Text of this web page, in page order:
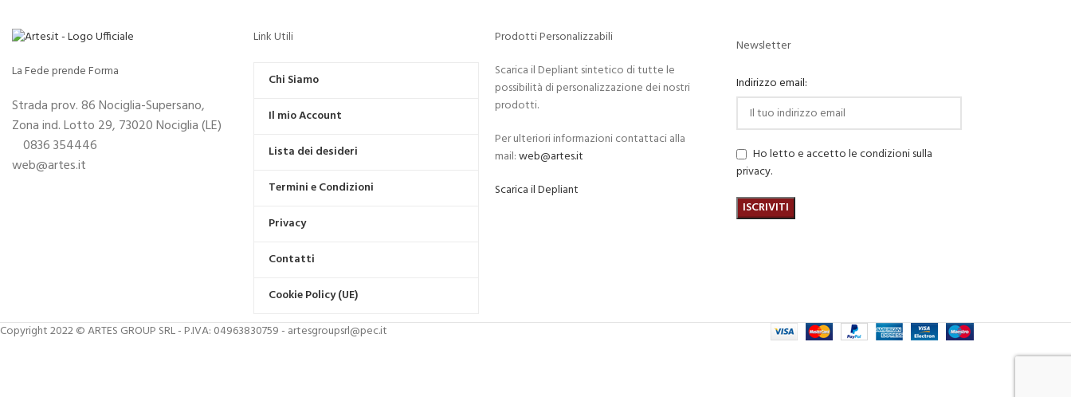
La Fede prende Forma
Strada prov. 86 Nociglia-Supersano,
Zona ind. Lotto 29, 73020 Nociglia (LE)
0836 354446
web@artes.it
Link Utili
Chi Siamo
Il mio Account
Lista dei desideri
Termini e Condizioni
Privacy
Contatti
Cookie Policy (UE)
Prodotti Personalizzabili
Scarica il Depliant sintetico di tutte le
possibilità di personalizzazione dei nostri
prodotti.
Per ulteriori informazioni contattaci alla
mail:web@artes.it
Scarica il Depliant
Newsletter
Indirizzo email:
Ho letto e accetto le condizioni sulla
privacy.
Copyright 2022 © ARTES GROUP SRL - P.IVA: 04963830759 - artesgroupsrl@pec.it